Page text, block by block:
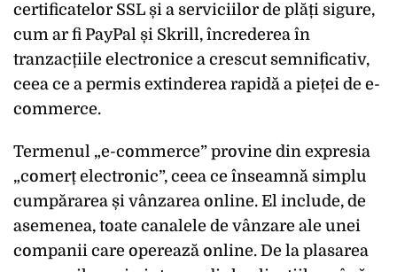
certificatelor SSL și a serviciilor de plăți sigure,
cum ar fi PayPal și Skrill, încrederea în
tranzacțiile electronice a crescut semnificativ,
ceea ce a permis extinderea rapidă a pieței de e-
commerce.
Termenul „e-commerce” provine din expresia
„comerț electronic”, ceea ce înseamnă simplu
cumpărarea și vânzarea online. El include, de
asemenea, toate canalele de vânzare ale unei
companii care operează online. De la plasarea